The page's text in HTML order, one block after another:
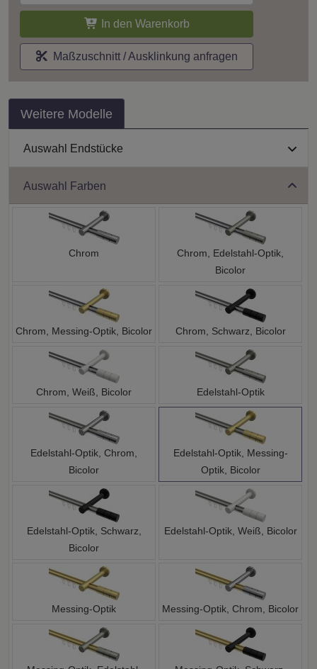
In den Warenkorb
Maßzuschnitt / Ausklinkung anfragen
Weitere Modelle
Auswahl Endstücke
Auswahl Farben
Chrom
Chrom, Edelstahl-Optik,
Bicolor
Chrom, Messing-Optik, Bicolor Chrom, Schwarz, Bicolor
Chrom, Weiß, Bicolor Edelstahl-Optik
Edelstahl-Optik, Chrom,
Bicolor
Edelstahl-Optik, Messing-
Optik, Bicolor
Edelstahl-Optik, Schwarz,
Bicolor
Edelstahl-Optik, Weiß, Bicolor
Messing-Optik Messing-Optik, Chrom, Bicolor